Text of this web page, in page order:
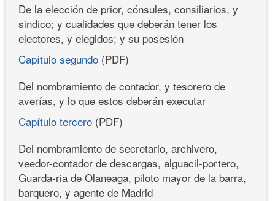
De la elección de prior, cónsules, consiliarios, y
sindico; y cualidades que deberán tener los
electores, y elegidos; y su posesión
Capítulo segundo (PDF)
Del nombramiento de contador, y tesorero de
averías, y lo que estos deberán executar
Capítulo tercero (PDF)
Del nombramiento de secretario, archivero,
veedor-contador de descargas, alguacil-portero,
Guarda-ria de Olaneaga, piloto mayor de la barra,
barquero, y agente de Madrid